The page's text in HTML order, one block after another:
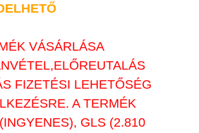
VÁSÁRLÁSA
FIZETÉSI LEHETŐSÉG
A TERMÉK
GLS (2.810